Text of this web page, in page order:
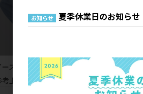
ズデニム ノーカラージャケット
上代
7,900円
ムーム
参考上代
お知らせ 夏季休業日のお知らせ